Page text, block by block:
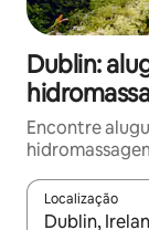
Dublin:
Encontre
Localização
Quando os